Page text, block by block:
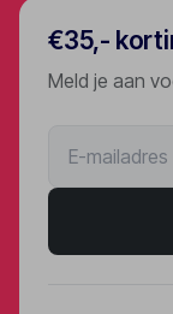
€35,-
Meld je aan